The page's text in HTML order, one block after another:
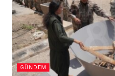
GÜNDEM